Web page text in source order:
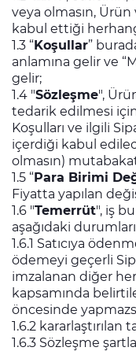
veya olmasın,
kabul ettiği
1.3 “Koşullar”
anlamına gelir ve
gelir;
1.4 "Sözleşme",
tedarik edilmesi için
Koşulları ve ilgili
içerdiği kabul
olmasın)
1.5 “Para Birimi
Fiyatta yapılan
1.6 "Temerrüt", iş
aşağıdaki
1.6.1 Satıcıya
ödemeyi geçerli
imzalanan diğer
kapsamında
öncesinde
1.6.2 kararlaştırılan
1.6.3 Sözleşme